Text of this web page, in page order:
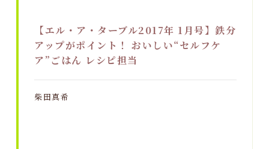
【エル・ア・ターブル2017年 1月号】鉄分
アップがポイント！ おいしい“セルフケ
ア”ごはん レシピ担当
柴田真希